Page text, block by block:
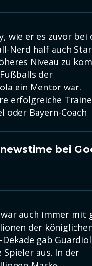
wie er es zuvor bei
Nerd half auch
Niveau zu
der
ein Mentor war.
erfolgreiche
oder Bayern-Coach
bei
auch immer mit
der königlichen
gab
Spieler aus. In der